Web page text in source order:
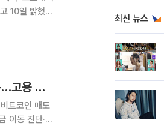
10일 밝혔
[넥스블록][비트코인 인사이트] 비트코인 6만1000달러선 회복…고용 둔화 속 변동성 주시
트코인 매도
이동 진단·트
최신 뉴스